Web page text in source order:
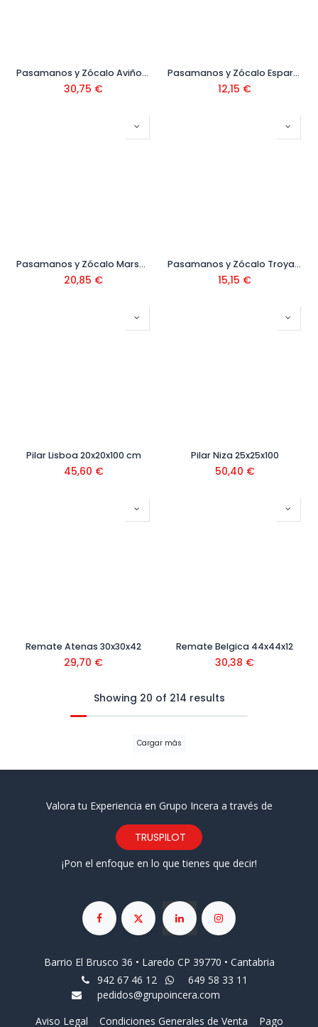
Pasamanos y Zócalo Aviñon 12,5x25x100 cm
30,75 €
Pasamanos y Zócalo Esparta 6x15x100 cm
12,15 €
Pasamanos y Zócalo Marsella 12,5x25x100 cm
20,85 €
Pasamanos y Zócalo Troya 10x20x100 cm
15,15 €
Pilar Lisboa 20x20x100 cm
45,60 €
Pilar Niza 25x25x100
50,40 €
Remate Atenas 30x30x42
29,70 €
Remate Belgica 44x44x12
30,38 €
Showing 20 of 214 results
Cargar más
Valora tu Experiencia en Grupo Incera a través de
TRUSPILOT
¡Pon el enfoque en lo que tienes que decir!
Barrio El Brusco 36 • Laredo CP 39770 • Cantabria
942 67 46 12
649 58 33 11
pedidos@grupoincera.com
Aviso Legal
Condiciones Generales de Venta Pago